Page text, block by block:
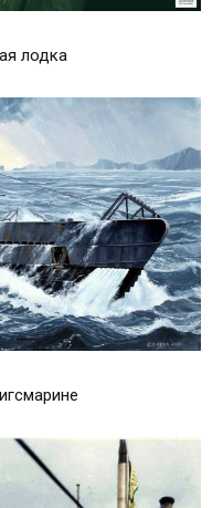
лодка